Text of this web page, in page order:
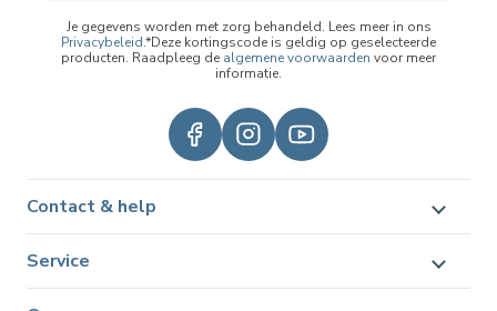
Je gegevens worden met zorg behandeld. Lees meer in ons
Privacybeleid.*Deze kortingscode is geldig op geselecteerde
producten. Raadpleeg de algemene voorwaarden voor meer
informatie.
Contact & help
Service